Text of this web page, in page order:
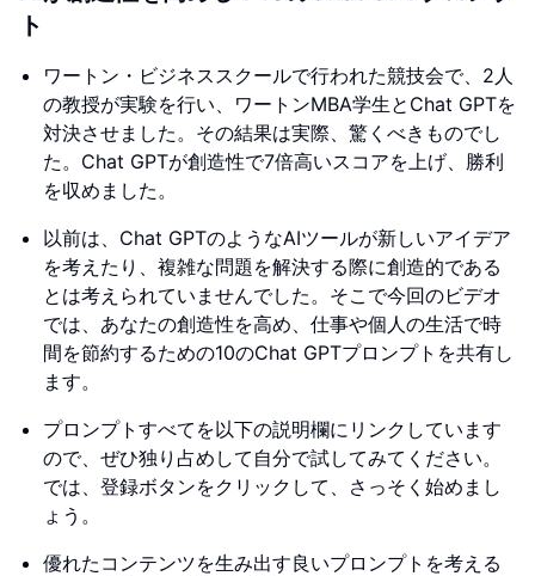
ト
ワートン・ビジネススクールで行われた競技会で、2人
の教授が実験を行い、ワートンMBA学生とChat GPTを
対決させました。その結果は実際、驚くべきものでし
た。Chat GPTが創造性で7倍高いスコアを上げ、勝利
を収めました。
以前は、Chat GPTのようなAIツールが新しいアイデア
を考えたり、複雑な問題を解決する際に創造的である
とは考えられていませんでした。そこで今回のビデオ
では、あなたの創造性を高め、仕事や個人の生活で時
間を節約するための10のChat GPTプロンプトを共有し
ます。
プロンプトすべてを以下の説明欄にリンクしています
ので、ぜひ独り占めして自分で試してみてください。
では、登録ボタンをクリックして、さっそく始めまし
ょう。
優れたコンテンツを生み出す良いプロンプトを考える